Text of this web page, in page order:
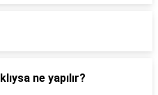
ne yapılır?